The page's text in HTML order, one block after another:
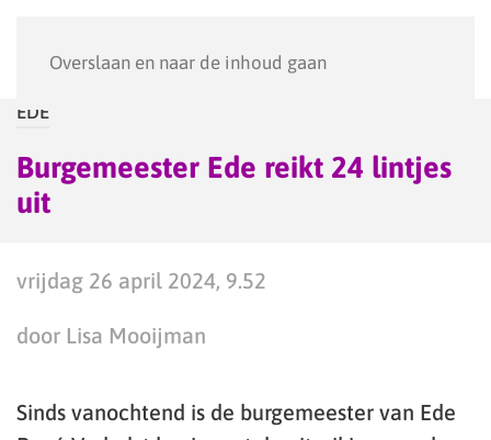
Overslaan en naar de inhoud gaan
EDE
Burgemeester Ede reikt 24 lintjes
uit
vrijdag 26 april 2024, 9.52
door Lisa Mooijman
Sinds vanochtend is de burgemeester van Ede